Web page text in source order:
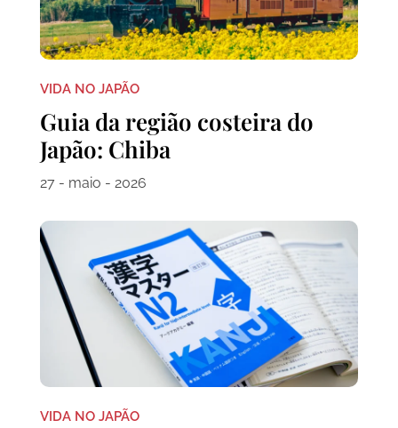
VIDA NO JAPÃO
Guia da região costeira do
Japão: Chiba
27 - maio - 2026
VIDA NO JAPÃO